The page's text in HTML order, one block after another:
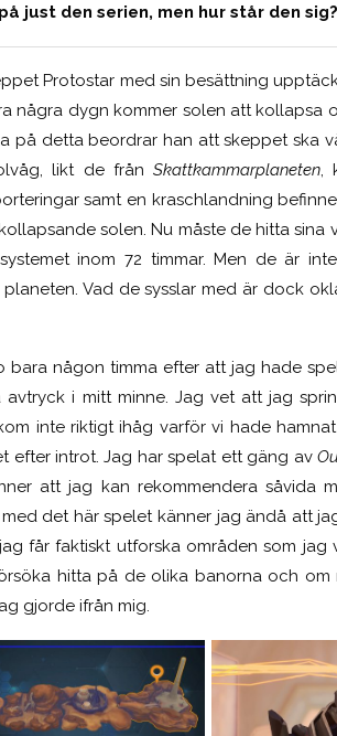
just den serien, men hur står den sig?
Protostar med sin besättning
några dygn kommer solen att kollapsa
på detta beordrar han att skeppet ska
likt de frånSkattkammarplaneten,
samt en kraschlandning
solen. Nu måste de hitta sina
inom 72 timmar. Men de är
Vad de sysslar med är dock
någon timma efter att jag hade
i mitt minne. Jag vet att jag
inte riktigt ihåg varför vi hade
efter introt. Jag har spelat ett gäng av
att jag kan rekommendera såvida
det här spelet känner jag ändå att
får faktiskt utforska områden som jag
hitta på de olika banorna och
gjorde ifrån mig.